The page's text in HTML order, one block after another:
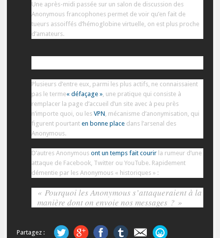
Une après-midi passée sur un salon de discussion des
Anonymous francophones permet de voir qu’en fait de
tueurs assoiffés d’hémoglobine virtuelle, on est plus proche
d’amateurs.
Plusieurs d’entre eux, parmi les plus actifs, ne connaissaient
pas le terme« défaçage », une pratique qui consiste à
remplacer la page d’accueil d’un site avec à peu près
n’importe quoi, ou les VPN, mécanisme d’anonymisation, qui
figurent pourtant en bonne place dans l’arsenal des
Anonymous.
D’autres Anonymous ont un temps fait courir la rumeur d’une
attaque de Facebook, Twitter ou YouTube. Rapidement
démentie par les Anonymous « historiques » :
« Pourquoi les Anonymous s’attaqueraient à la
manière dont on envoie nos messages ? »
Partagez :